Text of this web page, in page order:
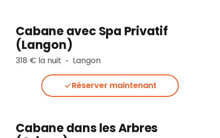
Cabane avec Spa Privatif
(Langon)
318 € la nuit ▪︎ Langon
Réserver maintenant
Cabane dans les Arbres